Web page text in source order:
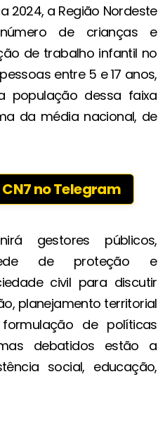
2024, a Região Nordeste
de crianças e
de trabalho infantil no
entre 5 e 17 anos,
população dessa faixa
da média nacional, de
no Telegram
gestores públicos,
de proteção e
civil para discutir
planejamento territorial
de políticas
debatidos estão a
social, educação,